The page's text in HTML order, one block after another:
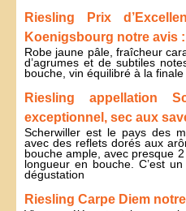
Riesling Prix
Koenigsbourg notre avis
Robe jaune pâle, fraîcheur
d’agrumes et de subtiles
bouche, vin équilibré à la finale
Riesling appellation
exceptionnel, sec aux
Scherwiller est le pays des
avec des reflets dorés aux
bouche ample, avec presque
longueur en bouche. C’est
dégustation
Riesling Carpe Diem